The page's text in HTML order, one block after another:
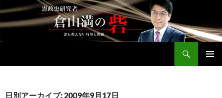
テ
ン
へ
日別アーカイブ: 2009年9月17日